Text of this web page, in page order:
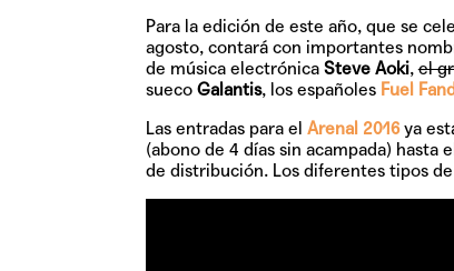
Para la edición de este año, que se
agosto, contará con importantes
de música electrónica Steve Aoki,el
sueco Galantis, los españoles Fuel
Las entradas para el Arenal 2016ya
(abono de 4 días sin acampada)
de distribución. Los diferentes tipos